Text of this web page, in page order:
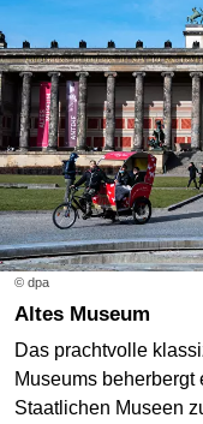
© dpa
Altes Museum
Das prachtvolle
Museums
Staatlichen Museen